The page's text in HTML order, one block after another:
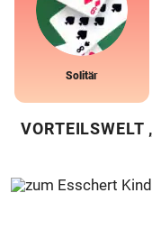
Solitär
VORTEILSWELT